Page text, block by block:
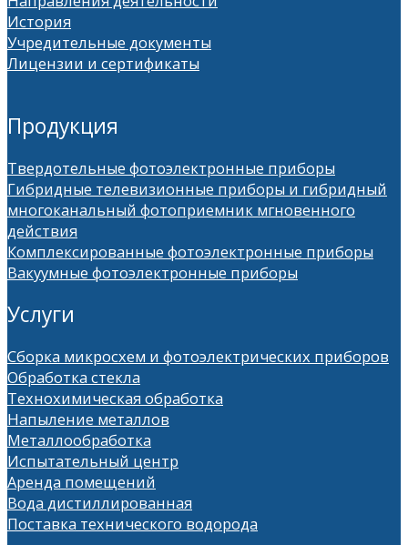
История
Учредительные документы
Лицензии и сертификаты
Продукция
Твердотельные фотоэлектронные приборы
Гибридные телевизионные приборы и гибридный
многоканальный фотоприемник мгновенного
действия
Комплексированные фотоэлектронные приборы
Вакуумные фотоэлектронные приборы
Услуги
Сборка микросхем и фотоэлектрических приборов
Обработка стекла
Технохимическая обработка
Напыление металлов
Металлообработка
Испытательный центр
Аренда помещений
Вода дистиллированная
Поставка технического водорода